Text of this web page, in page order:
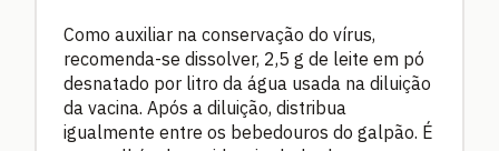
Como auxiliar na conservação do vírus,
recomenda-se dissolver, 2,5 g de leite em pó
desnatado por litro da água usada na diluição
da vacina. Após a diluição, distribua
igualmente entre os bebedouros do galpão. É